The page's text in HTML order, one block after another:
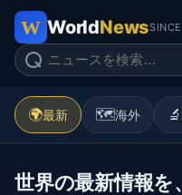
WorldNews
🌍最新 🗺️海外 🔬
世界の最新情報を